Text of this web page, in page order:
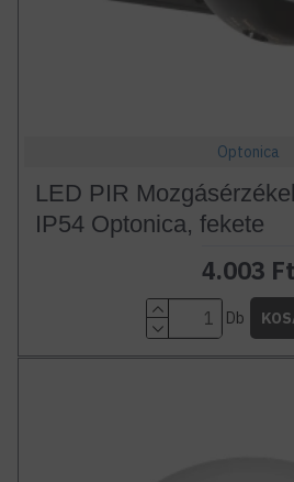
Optonica
LED PIR
IP54 Optonica, fekete
4.003 Ft
Db